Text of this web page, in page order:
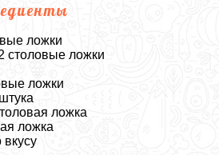
ложки
столовые ложки
ложки
ложка
ложка